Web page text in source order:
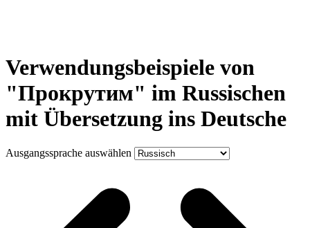
Verwendungsbeispiele von
"Прокрутим" im Russischen
mit Übersetzung ins Deutsche
Ausgangssprache auswählen